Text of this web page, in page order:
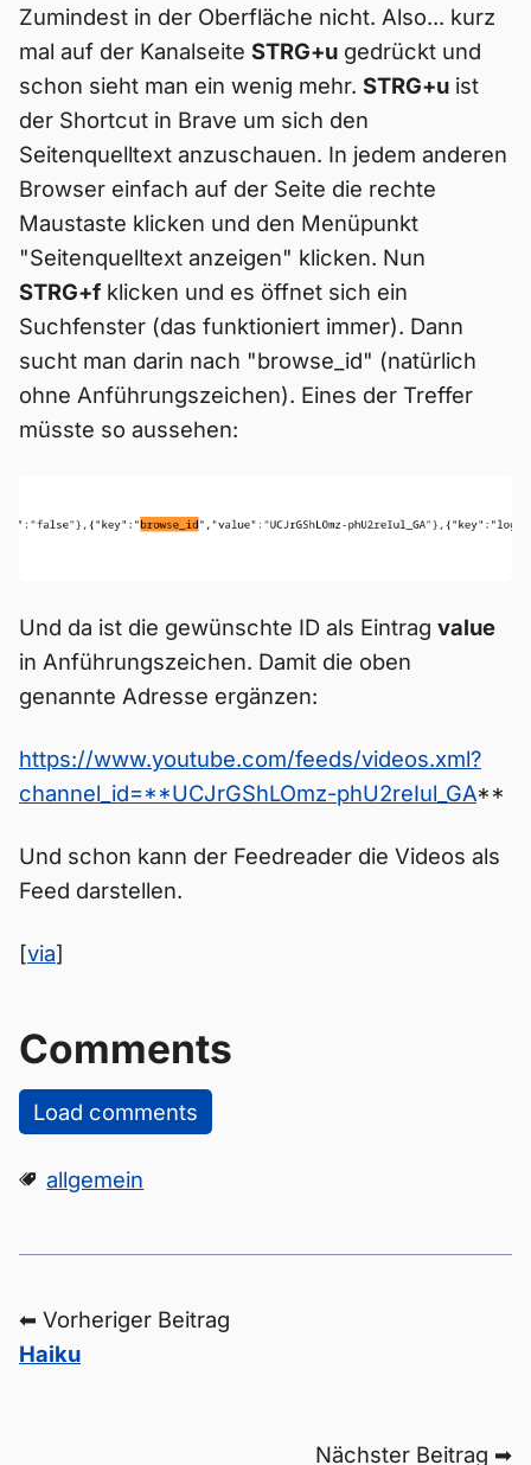
Zumindest in der Oberfläche nicht. Also... kurz
mal auf der Kanalseite STRG+u gedrückt und
schon sieht man ein wenig mehr. STRG+u ist
der Shortcut in Brave um sich den
Seitenquelltext anzuschauen. In jedem anderen
Browser einfach auf der Seite die rechte
Maustaste klicken und den Menüpunkt
"Seitenquelltext anzeigen" klicken. Nun
STRG+f klicken und es öffnet sich ein
Suchfenster (das funktioniert immer). Dann
sucht man darin nach "browse_id" (natürlich
ohne Anführungszeichen). Eines der Treffer
müsste so aussehen:
Und da ist die gewünschte ID als Eintrag value
in Anführungszeichen. Damit die oben
genannte Adresse ergänzen:
https://www.youtube.com/feeds/videos.xml?
channel_id=**UCJrGShLOmz-phU2reIul_GA**
Und schon kann der Feedreader die Videos als
Feed darstellen.
[via]
Comments
Load comments
allgemein
⬅ Vorheriger Beitrag
Haiku
Nächster Beitrag ➡